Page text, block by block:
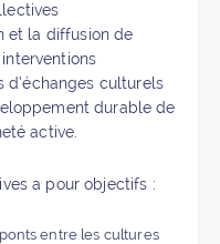
et la diffusion de
d’échanges culturels
durable de
active.
a pour objectifs :
entre les cultures